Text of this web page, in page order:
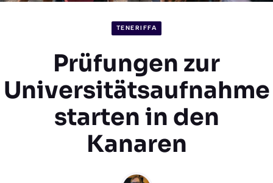
TENERIFFA
Prüfungen zur
Universitätsaufnahme
starten in den
Kanaren